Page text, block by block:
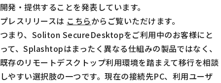
開発・提供することを発表しています。
プレスリリースは こちらからご覧いただけます。
つまり、Soliton SecureDesktopをご利用中のお客様にと
って、Splashtopはまったく異なる仕組みの製品ではなく、
既存のリモートデスクトップ利用環境を踏まえて移行を相談
しやすい選択肢の一つです。現在の接続先PC、利用ユーザ